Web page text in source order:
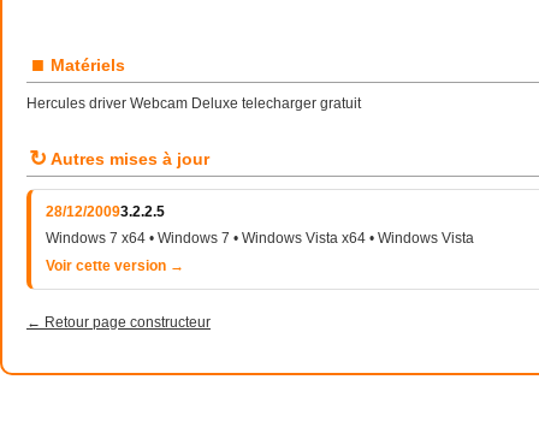
■ Matériels
Hercules driver Webcam Deluxe telecharger gratuit
↻ Autres mises à jour
28/12/20093.2.2.5
Windows 7 x64 • Windows 7 • Windows Vista x64 • Windows Vista
Voir cette version →
← Retour page constructeur